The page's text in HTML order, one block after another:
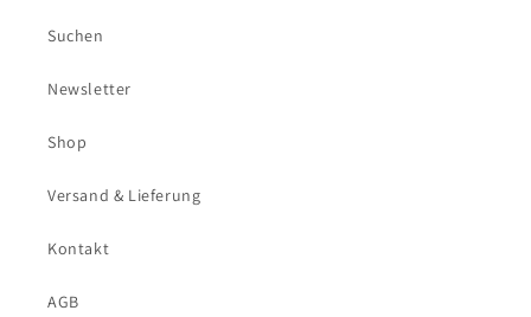
Suchen
Newsletter
Shop
Versand & Lieferung
Kontakt
AGB